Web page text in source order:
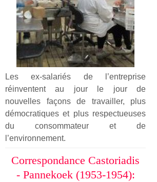
Les ex-salariés de l’entreprise
réinventent au jour le jour de
nouvelles façons de travailler, plus
démocratiques et plus respectueuses
du consommateur et de
l’environnement.
Correspondance Castoriadis
- Pannekoek (1953-1954):